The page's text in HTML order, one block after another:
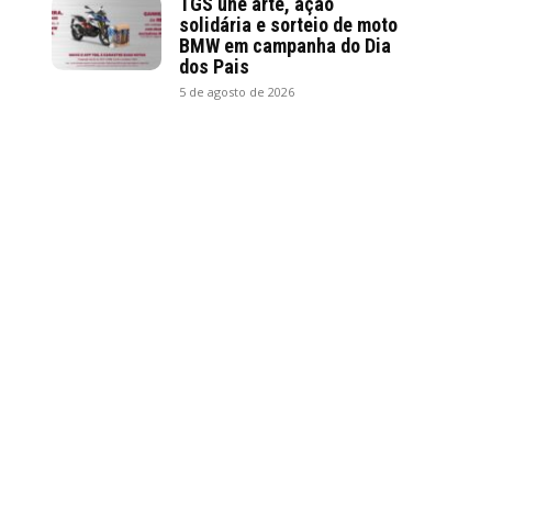
solidária e sorteio de moto
BMW em campanha do Dia
dos Pais
5 de agosto de 2026